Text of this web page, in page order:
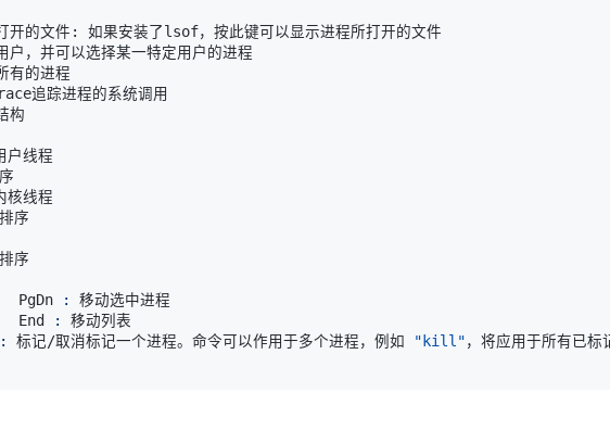
PgDn :
End
:
: 标记/取消标记一个进程。命令可以作用于多个进程，例如 "kill"